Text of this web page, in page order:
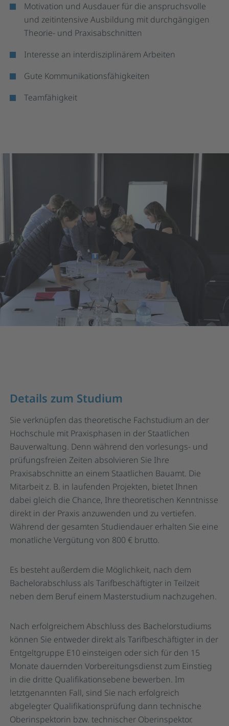
Motivation und Ausdauer für die anspruchsvolle
und zeitintensive Ausbildung mit durchgängigen
Theorie- und Praxisabschnitten
Interesse an interdisziplinärem Arbeiten
Gute Kommunikationsfähigkeiten
Teamfähigkeit
Details zum Studium
Sie verknüpfen das theoretische Fachstudium an der
Hochschule mit Praxisphasen in der Staatlichen
Bauverwaltung. Denn während den vorlesungs- und
prüfungsfreien Zeiten absolvieren Sie Ihre
Praxisabschnitte an einem Staatlichen Bauamt. Die
Mitarbeit z. B. in laufenden Projekten, bietet Ihnen
dabei gleich die Chance, Ihre theoretischen Kenntnisse
direkt in der Praxis anzuwenden und zu vertiefen.
Während der gesamten Studiendauer erhalten Sie eine
monatliche Vergütung von 800 € brutto.
Es besteht außerdem die Möglichkeit, nach dem
Bachelorabschluss als Tarifbeschäftigter in Teilzeit
neben dem Beruf einem Masterstudium nachzugehen.
Nach erfolgreichem Abschluss des Bachelorstudiums
können Sie entweder direkt als Tarifbeschäftigter in der
Entgeltgruppe E10 einsteigen oder sich für den 15
Monate dauernden Vorbereitungsdienst zum Einstieg
in die dritte Qualifikationsebene bewerben. Im
letztgenannten Fall, sind Sie nach erfolgreich
abgelegter Qualifikationsprüfung dann technische
Oberinspektorin bzw. technischer Oberinspektor.